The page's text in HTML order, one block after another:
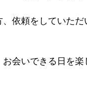
依頼をしていた
お会いできる日を